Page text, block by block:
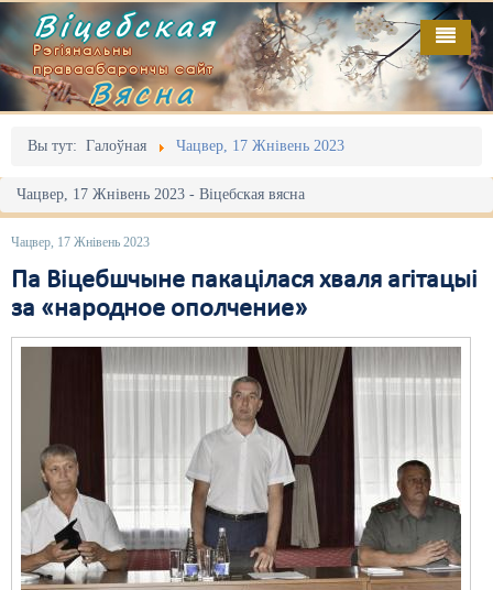
Віцебская
Рэгіянальны
праваабарончы сайт
Вясна
Вы тут: Галоўная Чацвер, 17 Жнівень 2023
Чацвер, 17 Жнівень 2023 - Віцебская вясна
Чацвер, 17 Жнівень 2023
Па Віцебшчыне пакацілася хваля агітацыі
за «народное ополчение»
Галоўная
Адміністрацыйны перасьлед
Акцыі
Выбары
Грамадзянскія ініцыятывы
Затрыманьні
Карная псыхіятрыя
КПЧ ААН
Культурныя правы
Выданьні
Відэа
Пра нас
RSS